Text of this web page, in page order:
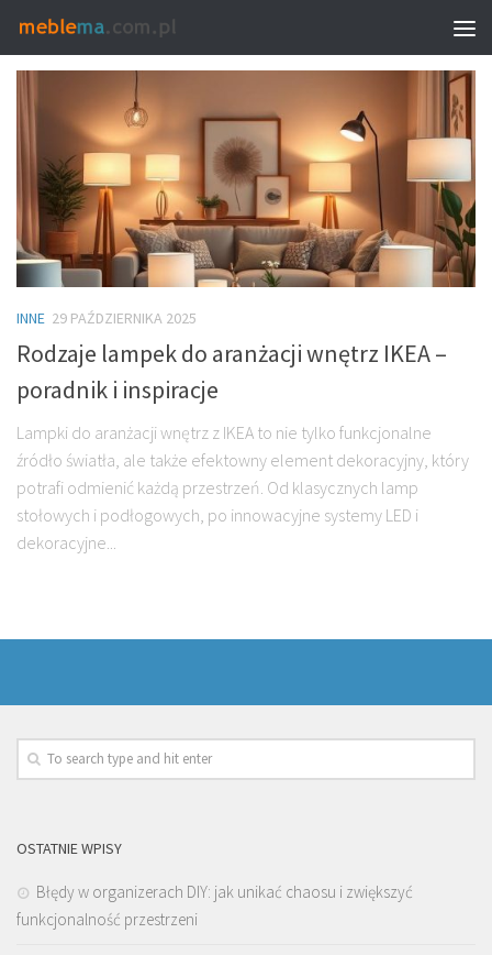
TAGGED:LAMPKI IKEA
INNE 29 PAŹDZIERNIKA 2025
Rodzaje lampek do aranżacji wnętrz IKEA –
poradnik i inspiracje
Lampki do aranżacji wnętrz z IKEA to nie tylko funkcjonalne
źródło światła, ale także efektowny element dekoracyjny, który
potrafi odmienić każdą przestrzeń. Od klasycznych lamp
stołowych i podłogowych, po innowacyjne systemy LED i
dekoracyjne...
OSTATNIE WPISY
Błędy w organizerach DIY: jak unikać chaosu i zwiększyć
funkcjonalność przestrzeni